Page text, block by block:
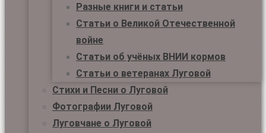
Разные книги и статьи
Статьи о Великой Отечественной
войне
Статьи об учёных ВНИИ кормов
Статьи о ветеранах Луговой
Стихи и Песни о Луговой
Фотографии Луговой
Луговчане о Луговой